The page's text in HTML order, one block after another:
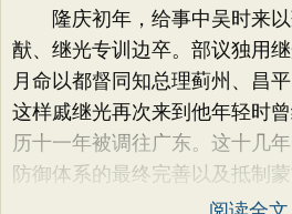
隆庆初年，给事中吴时来以
猷、继光专训边卒。部议独用
月命以都督同知总理蓟州、昌
这样戚继光再次来到他年轻时
历十一年被调往广东。这十几
防御体系的最终完善以及抵制